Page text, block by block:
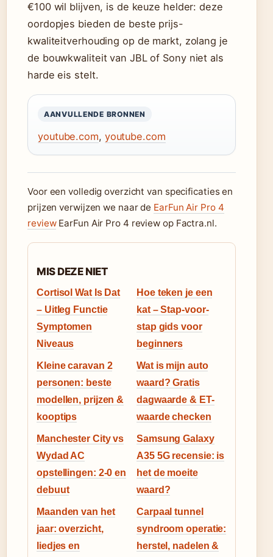
€100 wil blijven, is de keuze helder: deze
oordopjes bieden de beste prijs-
kwaliteitverhouding op de markt, zolang je
de bouwkwaliteit van JBL of Sony niet als
harde eis stelt.
AANVULLENDE BRONNEN
youtube.com, youtube.com
Voor een volledig overzicht van specificaties en
prijzen verwijzen we naar de EarFun Air Pro 4
reviewEarFun Air Pro 4 review op Factra.nl.
MIS DEZE NIET
Cortisol Wat Is Dat
– Uitleg Functie
Symptomen
Niveaus
Hoe teken je een
kat – Stap-voor-
stap gids voor
beginners
Kleine caravan 2
personen: beste
modellen, prijzen &
kooptips
Wat is mijn auto
waard? Gratis
dagwaarde & ET-
waarde checken
Manchester City vs
Wydad AC
opstellingen: 2-0 en
debuut
Samsung Galaxy
A35 5G recensie: is
het de moeite
waard?
Maanden van het
jaar: overzicht,
liedjes en
Carpaal tunnel
syndroom operatie:
herstel, nadelen &